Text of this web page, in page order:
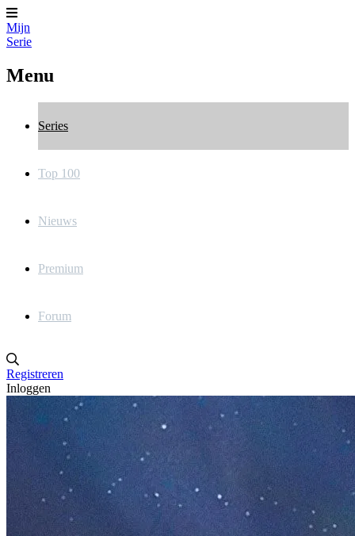
Mijn
Serie
Menu
Series
Top 100
Nieuws
Premium
Forum
Registreren
Inloggen